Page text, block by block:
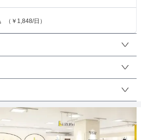
（ ￥1,848/日）
28 30
カートが上品かつエレガントな印象を与
ースがポイント。お子様の大切な日にぴ